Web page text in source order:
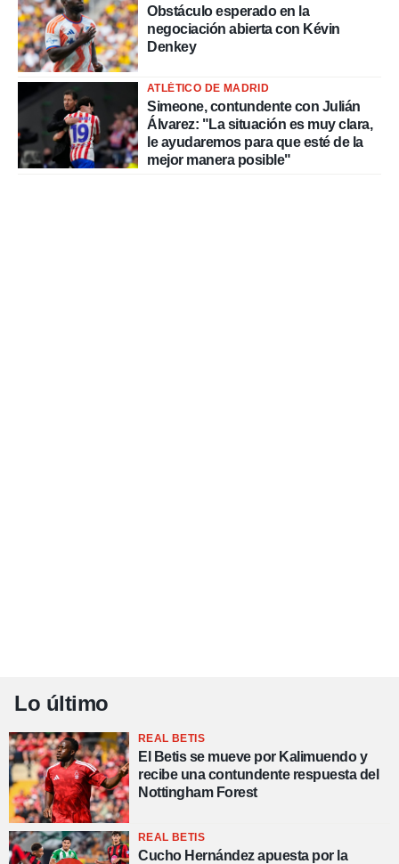
Obstáculo esperado en la
negociación abierta con Kévin
Denkey
ATLÉTICO DE MADRID
Simeone, contundente con Julián
Álvarez: "La situación es muy clara,
le ayudaremos para que esté de la
mejor manera posible"
Lo último
REAL BETIS
El Betis se mueve por Kalimuendo y
recibe una contundente respuesta del
Nottingham Forest
REAL BETIS
Cucho Hernández apuesta por la